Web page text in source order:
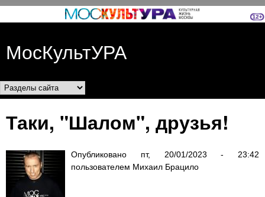
Перейти к основному
МосКультУРА
Разделы сайта
Таки, "Шалом", друзья!
Опубликовано пт, 20/01/2023 - 23:42
пользователем Михаил Брацило